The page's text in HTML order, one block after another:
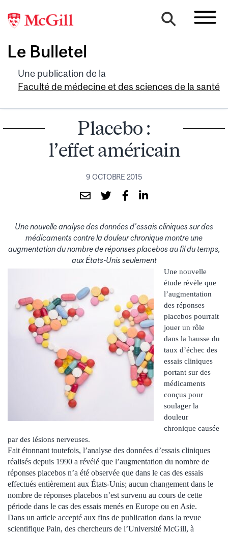
Le Bulletel
Une publication de la
Faculté de médecine et des sciences de la santé
Placebo :
l’effet américain
9 OCTOBRE 2015
Une nouvelle analyse des données d’essais cliniques sur des
médicaments contre la douleur chronique montre une
augmentation du nombre de réponses placebos au fil du temps,
aux États-Unis seulement
Une nouvelle
étude révèle que
l’augmentation
des réponses
placebos pourrait
jouer un rôle
dans la hausse du
taux d’échec des
essais cliniques
portant sur des
médicaments
conçus pour
soulager la
douleur
chronique causée
par des lésions nerveuses.
Fait étonnant toutefois, l’analyse des données d’essais cliniques
réalisés depuis 1990 a révélé que l’augmentation du nombre de
réponses placebos n’a été observée que dans le cas des essais
effectués entièrement aux États-Unis; aucun changement dans le
nombre de réponses placebos n’est survenu au cours de cette
période dans le cas des essais menés en Europe ou en Asie.
Dans un article accepté aux fins de publication dans la revue
scientifique Pain, des chercheurs de l’Université McGill, à